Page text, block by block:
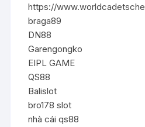
https://
braga89
DN88
Garengongko
EIPL GAME
QS88
Balislot
bro178 slot
nhà cái qs88